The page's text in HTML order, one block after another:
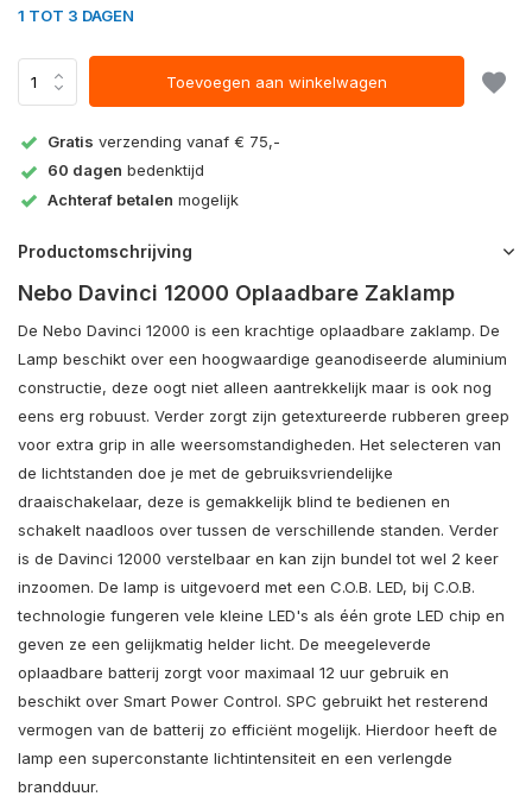
1 TOT 3 DAGEN
Toevoegen aan winkelwagen
Gratis verzending vanaf € 75,-
60 dagen bedenktijd
Achteraf betalen mogelijk
Productomschrijving
Nebo Davinci 12000 Oplaadbare Zaklamp
De Nebo Davinci 12000 is een krachtige oplaadbare zaklamp. De
Lamp beschikt over een hoogwaardige geanodiseerde aluminium
constructie, deze oogt niet alleen aantrekkelijk maar is ook nog
eens erg robuust. Verder zorgt zijn getextureerde rubberen greep
voor extra grip in alle weersomstandigheden. Het selecteren van
de lichtstanden doe je met de gebruiksvriendelijke
draaischakelaar, deze is gemakkelijk blind te bedienen en
schakelt naadloos over tussen de verschillende standen. Verder
is de Davinci 12000 verstelbaar en kan zijn bundel tot wel 2 keer
inzoomen. De lamp is uitgevoerd met een C.O.B. LED, bij C.O.B.
technologie fungeren vele kleine LED's als één grote LED chip en
geven ze een gelijkmatig helder licht. De meegeleverde
oplaadbare batterij zorgt voor maximaal 12 uur gebruik en
beschikt over Smart Power Control. SPC gebruikt het resterend
vermogen van de batterij zo efficiënt mogelijk. Hierdoor heeft de
lamp een superconstante lichtintensiteit en een verlengde
brandduur.